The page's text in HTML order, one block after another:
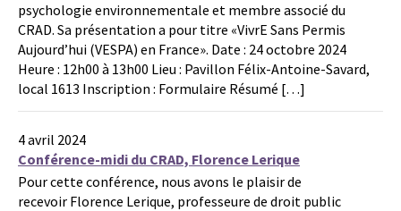
psychologie environnementale et membre associé du
CRAD. Sa présentation a pour titre «VivrE Sans Permis
Aujourd’hui (VESPA) en France». Date : 24 octobre 2024
Heure : 12h00 à 13h00 Lieu : Pavillon Félix-Antoine-Savard,
local 1613 Inscription : Formulaire Résumé […]
4 avril 2024
Conférence-midi du CRAD, Florence Lerique
Pour cette conférence, nous avons le plaisir de
recevoir Florence Lerique, professeure de droit public